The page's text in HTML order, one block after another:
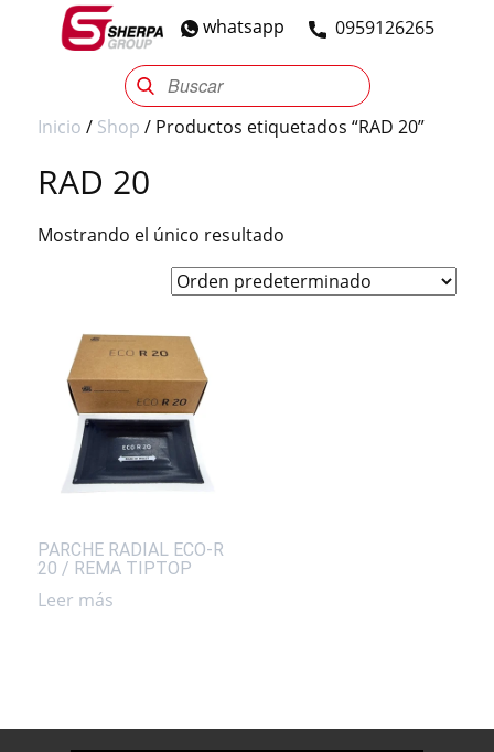
​0959126265
whatsapp
Sherpa Group Reencauche Automotriz
Inicio / Shop / Productos etiquetados “RAD 20”
RAD 20
Mostrando el único resultado
PARCHE RADIAL ECO-R
20 / REMA TIPTOP
Leer más